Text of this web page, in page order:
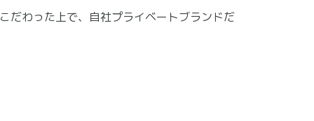
だわった上で、自社プライベートブランドだ